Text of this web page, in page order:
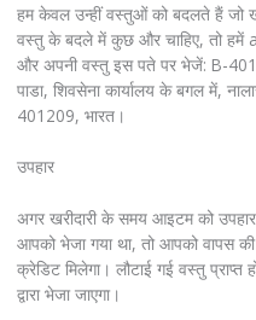
हम केवल उन्हीं वस्तुओं को बदलते हैं जो
वस्तु के बदले में कुछ और चाहिए, तो
और अपनी वस्तु इस पते पर भेजें: B-
पाडा, शिवसेना कार्यालय के बगल में,
401209, भारत।
उपहार
अगर खरीदारी के समय आइटम को
आपको भेजा गया था, तो आपको वापस
क्रेडिट मिलेगा। लौटाई गई वस्तु
द्वारा भेजा जाएगा।